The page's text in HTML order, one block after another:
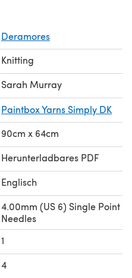
Deramores
Knitting
Sarah Murray
Paintbox Yarns Simply DK
90cm x 64cm
Herunterladbares PDF
Englisch
4.00mm (US 6) Single Point
Needles
1
4